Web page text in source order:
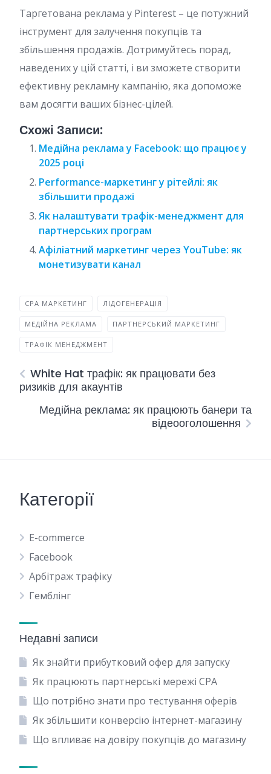
Таргетована реклама у Pinterest – це потужний
інструмент для залучення покупців та
збільшення продажів. Дотримуйтесь порад,
наведених у цій статті, і ви зможете створити
ефективну рекламну кампанію, яка допоможе
вам досягти ваших бізнес-цілей.
Схожі Записи:
Медійна реклама у Facebook: що працює у
2025 році
Performance-маркетинг у рітейлі: як
збільшити продажі
Як налаштувати трафік-менеджмент для
партнерських програм
Афіліатний маркетинг через YouTube: як
монетизувати канал
CPA МАРКЕТИНГ ЛІДОГЕНЕРАЦІЯ
МЕДІЙНА РЕКЛАМА ПАРТНЕРСЬКИЙ МАРКЕТИНГ
ТРАФІК МЕНЕДЖМЕНТ
White Hat трафік: як працювати без
ризиків для акаунтів
Медійна реклама: як працюють банери та
відеооголошення
Категорії
E-commerce
Facebook
Арбітраж трафіку
Гемблінг
Недавні записи
Як знайти прибутковий офер для запуску
Як працюють партнерські мережі CPA
Що потрібно знати про тестування оферів
Як збільшити конверсію інтернет-магазину
Що впливає на довіру покупців до магазину